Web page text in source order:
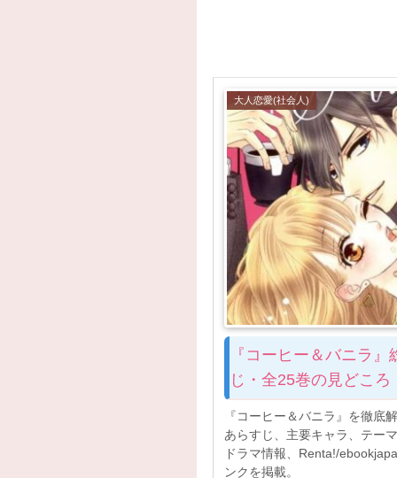
大人恋愛(社会人)
『コーヒー＆バニラ
じ・全25巻の見どころ
『コーヒー＆バニラ』を徹底
あらすじ、主要キャラ、テー
ドラマ情報、Renta!/
ンクを掲載。